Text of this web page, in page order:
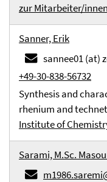
zur Mitarbeiter/
Sanner, Erik
sannee01 (at)
+49-30-838-56732
Synthesis and
rhenium and
Institute of
Sarami, M.Sc.